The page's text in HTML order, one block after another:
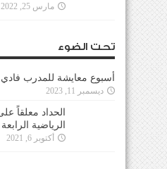
مارس 25, 2022
تحت الضوء
أسبوع معايشة للمدرب
ديسمبر 11, 2023
الحداد معلقاً
الرياضية الرابعة
أكتوبر 6, 2021